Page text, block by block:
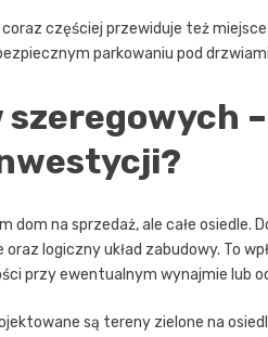
częściej przewiduje też
parkowaniu pod
szeregowych
dom na sprzedaż, ale całe osiedle.
logiczny układ zabudowy. To
przy ewentualnym wynajmie lub
są tereny zielone na